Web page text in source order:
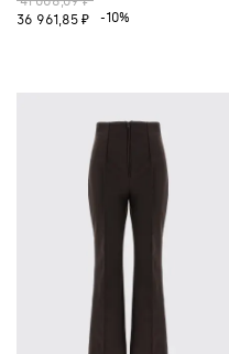
36 961,85 ₽
-10%